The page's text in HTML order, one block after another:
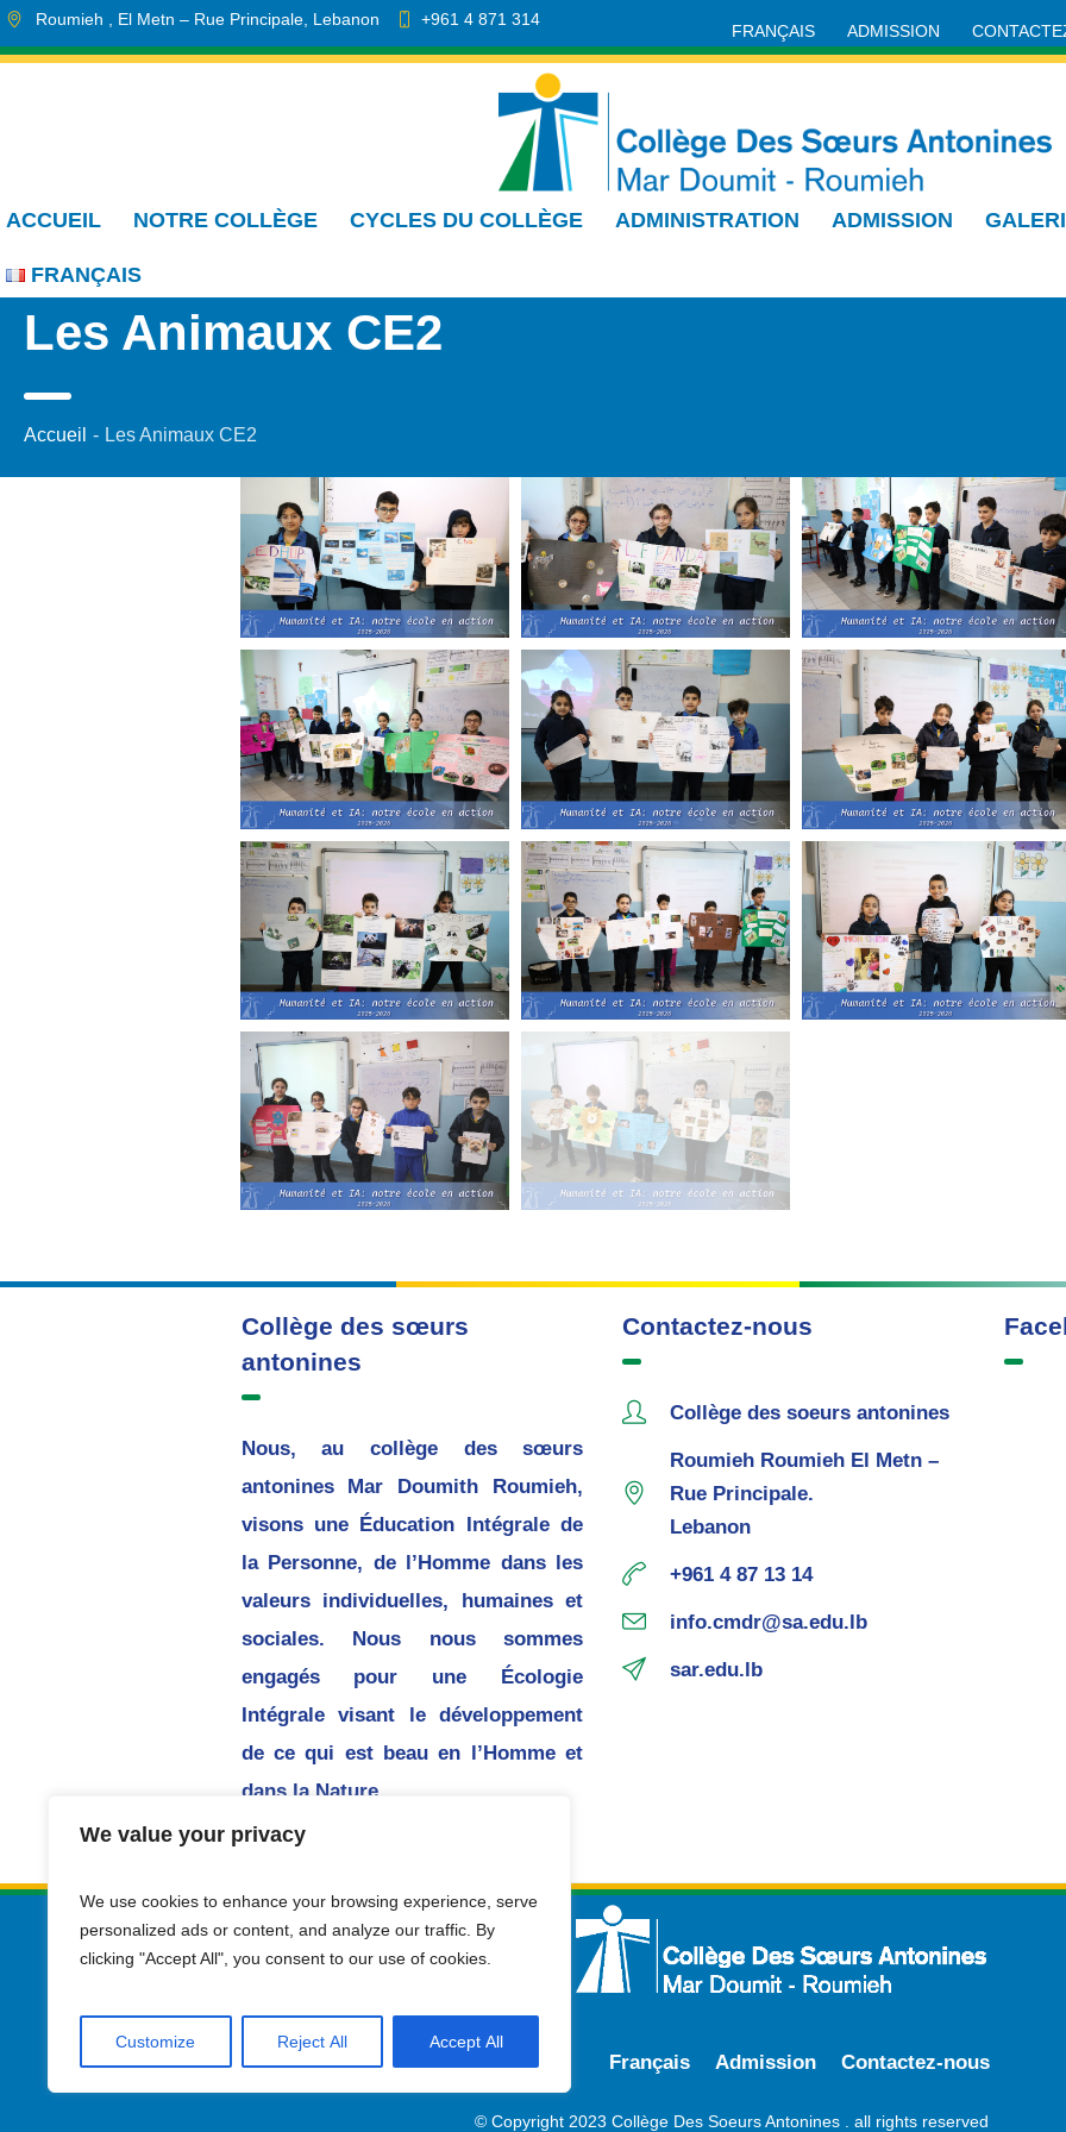
We value your privacy
We use cookies to enhance your browsing experience, serve
personalized ads or content, and analyze our traffic. By
clicking "Accept All", you consent to our use of cookies.
Customize Reject All Accept All
FRANÇAIS ADMISSION
Roumieh , El Metn – Rue Principale Lebanon
+961 4 871 314
info.cmdr@sa.edu.lb
ACCUEIL NOTRE COLLÈGE CYCLES DU COLLÈGE ADMINISTRATION ADMISSION
FRANÇAIS
Les Animaux CE2
Accueil - Les Animaux CE2
Collège des sœurs
antonines
Nous, au collège des sœurs
antonines Mar Doumith Roumieh,
visons une Éducation Intégrale de
la Personne, de l’Homme dans les
valeurs individuelles, humaines et
sociales. Nous nous sommes
engagés pour une Écologie
Intégrale visant le développement
de ce qui est beau en l’Homme et
dans la Nature.
Contactez-nous
Collège des soeurs antonines
Roumieh Roumieh El Metn –
Rue Principale.
Lebanon
+961 4 87 13 14
info.cmdr@sa.edu.lb
sar.edu.lb
Français Admission Contactez-nous
© Copyright 2023 Collège Des Soeurs Antonines . all rights reserved